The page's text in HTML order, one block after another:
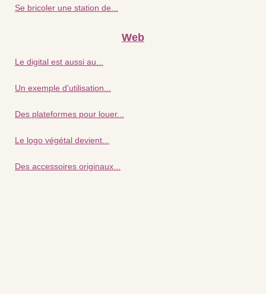
Se bricoler une station de...
Web
Le digital est aussi au...
Un exemple d'utilisation...
Des plateformes pour louer...
Le logo végétal devient...
Des accessoires originaux...